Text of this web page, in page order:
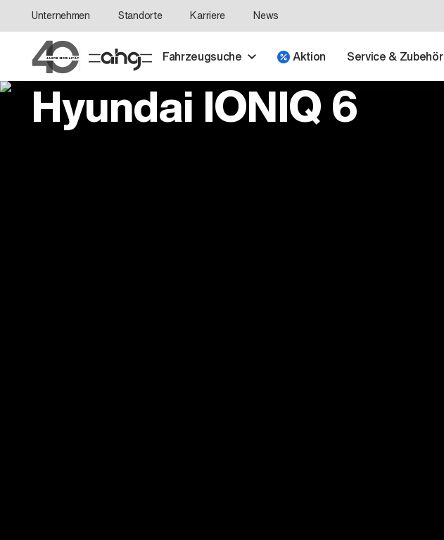
Unternehmen Standorte Karriere News
Fahrzeugsuche Aktion Service & Zubehör
Hyundai IONIQ 6